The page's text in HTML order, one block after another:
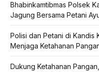
Bhabinkamtibmas Polsek
Jagung Bersama Petani
Polisi dan Petani di Kandis
Menjaga Ketahanan
Dukung Ketahanan